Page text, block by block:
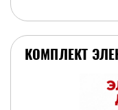
КОМПЛЕКТ